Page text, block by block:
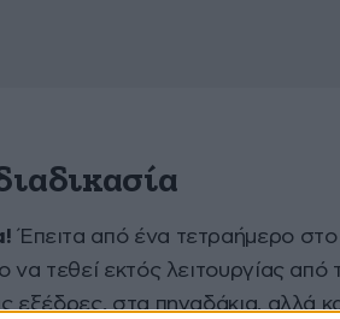
Έπειτα από ένα τετραήμερο
τεθεί εκτός λειτουργίας από
στα πηγαδάκια, αλλά